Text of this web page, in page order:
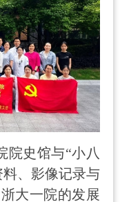
院史馆与“小八
、影像记录与
大一院的发展